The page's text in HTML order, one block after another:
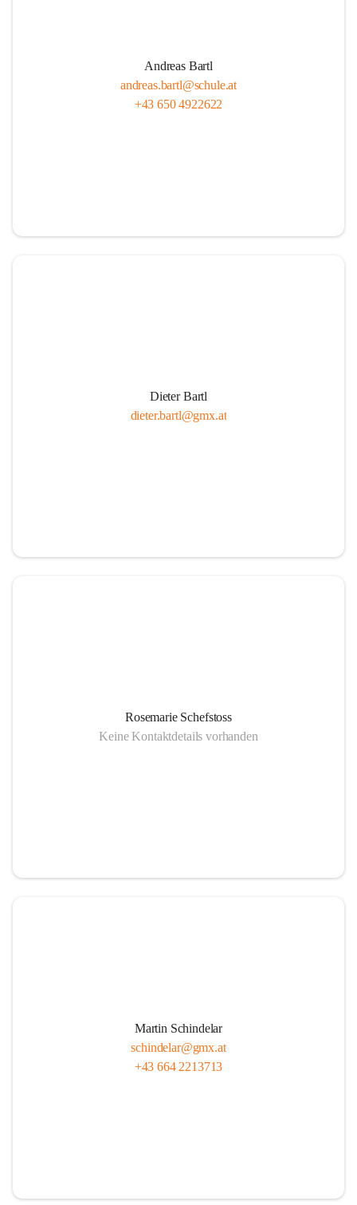
Andreas Bartl
andreas.bartl@schule.at
+43 650 4922622
Dieter Bartl
dieter.bartl@gmx.at
Rosemarie Schefstoss
Keine Kontaktdetails vorhanden
Martin Schindelar
schindelar@gmx.at
+43 664 2213713